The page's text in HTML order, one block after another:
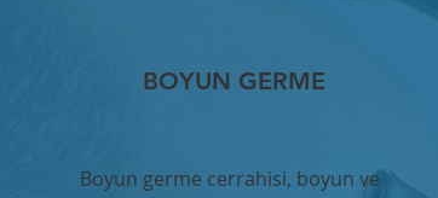
BOYUN GERME
Boyun germe cerrahisi, boyun ve